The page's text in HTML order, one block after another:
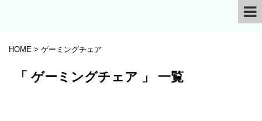
HOME > ゲーミングチェア
「 ゲーミングチェア 」 一覧